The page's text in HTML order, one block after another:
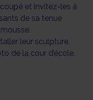
et invitez-les à
de sa tenue
leur sculpture,
de la cour d’école.